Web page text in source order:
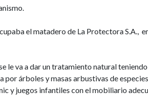
el matadero de La Protectora S.A.,
le va a dar un tratamiento natural
árboles y masas arbustivas de
y juegos infantiles con el mobiliario